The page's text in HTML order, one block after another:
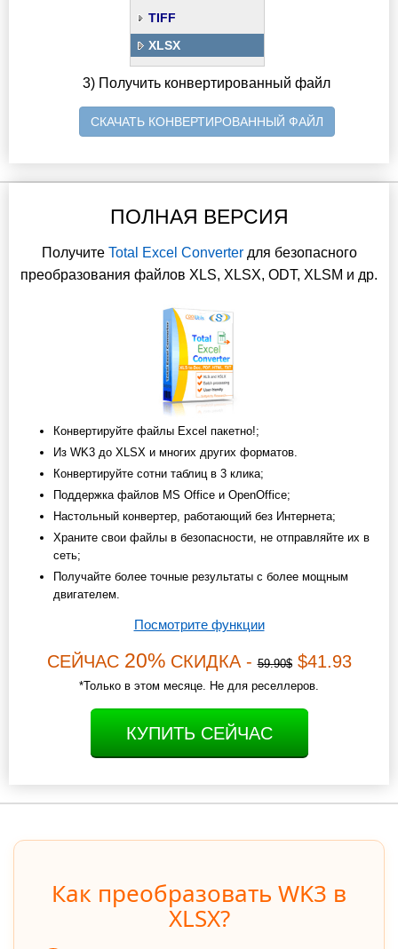
TIFF
XLSX
3) Получить конвертированный файл
СКАЧАТЬ КОНВЕРТИРОВАННЫЙ ФАЙЛ
ПОЛНАЯ ВЕРСИЯ
Получите Total Excel Converterдля безопасного
преобразования файлов XLS, XLSX, ODT, XLSM и др.
Конвертируйте файлы Excel пакетно!;
Из WK3 до XLSX и многих других форматов.
Конвертируйте сотни таблиц в 3 клика;
Поддержка файлов MS Office и OpenOffice;
Настольный конвертер, работающий без Интернета;
Храните свои файлы в безопасности, не отправляйте их в
сеть;
Получайте более точные результаты с более мощным
двигателем.
Посмотрите функции
СЕЙЧАС 20%СКИДКА -59.90$$41.93
*Только в этом месяце. Не для реселлеров.
КУПИТЬ СЕЙЧАС
Как преобразовать WK3 в
XLSX?